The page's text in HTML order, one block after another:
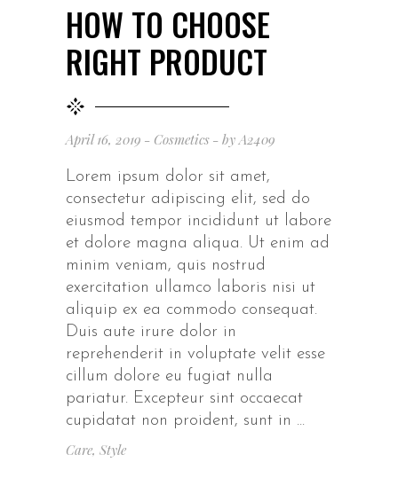
HOW TO CHOOSE
RIGHT PRODUCT
April 16, 2019 Cosmetics byA2409
Lorem ipsum dolor sit amet,
consectetur adipiscing elit, sed do
eiusmod tempor incididunt ut labore
et dolore magna aliqua. Ut enim ad
minim veniam, quis nostrud
exercitation ullamco laboris nisi ut
aliquip ex ea commodo consequat.
Duis aute irure dolor in
reprehenderit in voluptate velit esse
cillum dolore eu fugiat nulla
pariatur. Excepteur sint occaecat
cupidatat non proident, sunt in
Care, Style